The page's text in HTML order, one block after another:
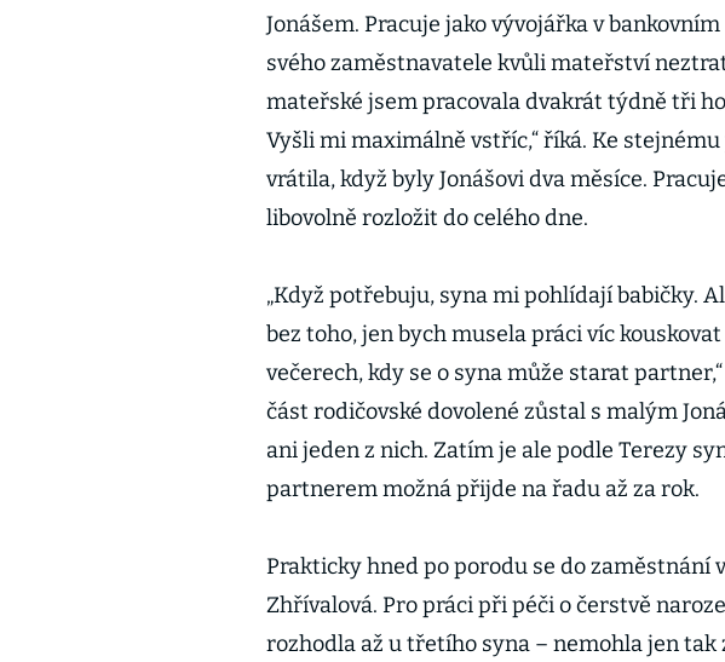
Jonášem. Pracuje jako vývojářka v
svého zaměstnavatele kvůli mateřství
mateřské jsem pracovala dvakrát týdně tři
Vyšli mi maximálně vstříc,“ říká. Ke
vrátila, když byly Jonášovi dva měsíce.
libovolně rozložit do celého dne.
„Když potřebuju, syna mi pohlídají babičky.
bez toho, jen bych musela práci víc
večerech, kdy se o syna může starat
část rodičovské dovolené zůstal s malým
ani jeden z nich. Zatím je ale podle Terezy
partnerem možná přijde na řadu až za rok.
Prakticky hned po porodu se do zaměstnání
Zhřívalová. Pro práci při péči o čerstvě
rozhodla až u třetího syna – nemohla jen tak